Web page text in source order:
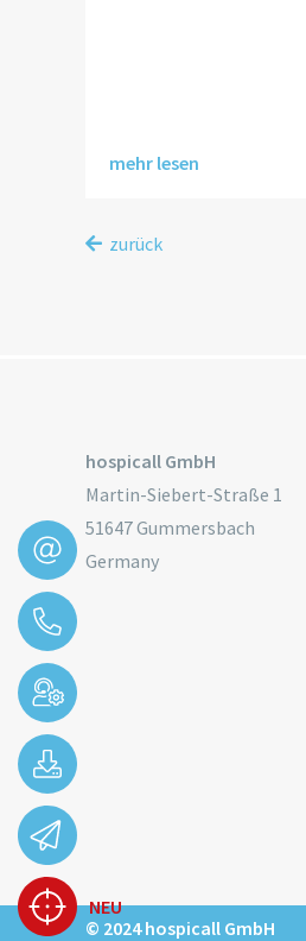
mehr lesen
zurück
hospicall GmbH
Martin-Siebert-Straße 1
51647 Gummersbach
Germany
© 2024 hospicall GmbH
NEU